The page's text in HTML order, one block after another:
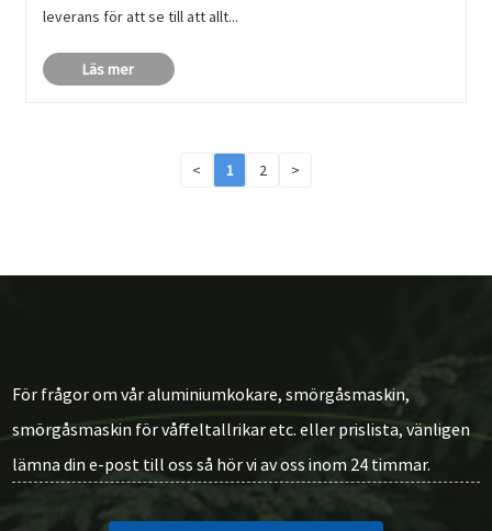
leverans för att se till att allt...
Läs mer
< 1 2 >
För frågor om vår aluminiumkokare, smörgåsmaskin,
smörgåsmaskin för våffeltallrikar etc. eller prislista, vänligen
lämna din e-post till oss så hör vi av oss inom 24 timmar.